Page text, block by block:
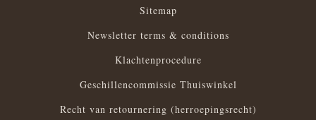
Sitemap
Newsletter terms & conditions
Klachtenprocedure
Geschillencommissie Thuiswinkel
Recht van retournering (herroepingsrecht)